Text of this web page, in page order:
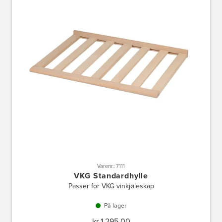
Varenr.: 7111
VKG Standardhylle
Passer for VKG vinkjøleskap
På lager